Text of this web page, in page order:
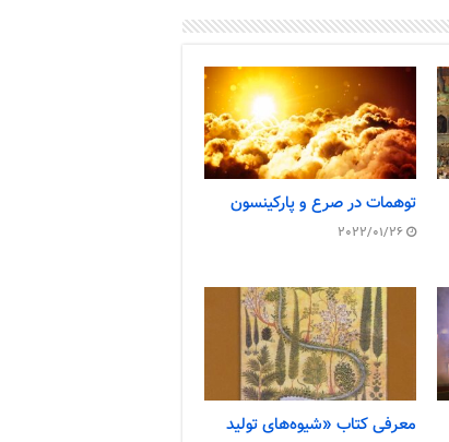
توهمات در صرع و پارکینسون
2022/01/26
معرفی کتاب «شیوه‌های تولید